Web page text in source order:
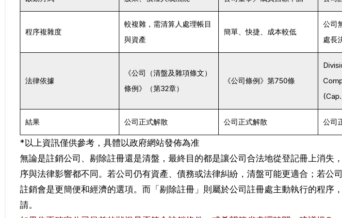
程序複雜度
較複雜，需清算人處理帳目
與資產
簡單、快捷、成本較低
公司
處長
法律依據
《公司（清盤及雜項條文）
條例》（第32章）
《公司條例》第750條
結果 公司正式解散 公司正式解散 公司
*以上資訊僅供參考，具體以政府網站發佈為准
無論是註銷公司、剔除註冊還是清盤，最終目的都是讓公司合法地從登記冊上消失
序與法律影響都不同。若公司仍有資產、債務或法律糾紛，清盤可能更適合；若公
註銷會是更簡便和經濟的選項。而「剔除註冊」則屬於公司註冊處主動執行的程序
請。